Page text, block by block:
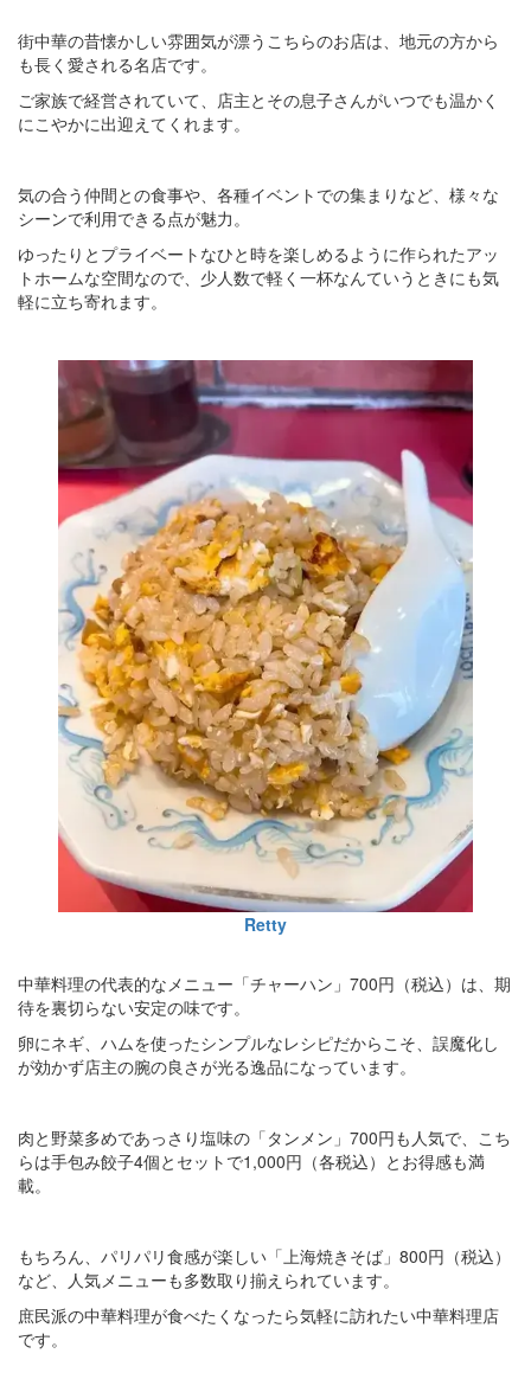
街中華の昔懐かしい雰囲気が漂うこちらのお店は、地元の方から
も長く愛される名店です。
ご家族で経営されていて、店主とその息子さんがいつでも温かく
にこやかに出迎えてくれます。
気の合う仲間との食事や、各種イベントでの集まりなど、様々な
シーンで利用できる点が魅力。
ゆったりとプライベートなひと時を楽しめるように作られたアッ
トホームな空間なので、少人数で軽く一杯なんていうときにも気
軽に立ち寄れます。
Retty
中華料理の代表的なメニュー「チャーハン」700円（税込）は、期
待を裏切らない安定の味です。
卵にネギ、ハムを使ったシンプルなレシピだからこそ、誤魔化し
が効かず店主の腕の良さが光る逸品になっています。
肉と野菜多めであっさり塩味の「タンメン」700円も人気で、こち
らは手包み餃子4個とセットで1,000円（各税込）とお得感も満
載。
もちろん、パリパリ食感が楽しい「上海焼きそば」800円（税込）
など、人気メニューも多数取り揃えられています。
庶民派の中華料理が食べたくなったら気軽に訪れたい中華料理店
です。